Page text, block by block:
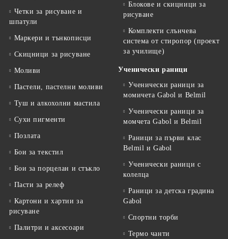
Четки за рисуване и
шпатули
Маркери и тънкописци
Скицници за рисуване
Моливи
Пастели, пастелни моливи
Туш и алкохолни мастила
Сухи пигменти
Позлата
Бои за текстил
Бои за порцелан и стъкло
Пасти за релеф
Картони и хартии за
рисуване
Палитри и аксесоари
Блокове и скицници за
рисуване
Комплекти слънчева
система от стиропор (проект
за училище)
Ученически раници
Ученически раници за
момичета Gabol и Belmil
Ученически раници за
момчета Gabol и Belmil
Раници за първи клас
Belmil и Gabol
Ученически раници с
колелца
Раници за детска градина
Gabol
Спортни торби
Термо чанти